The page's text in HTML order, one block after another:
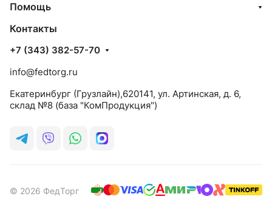
Помощь
Контакты
+7 (343) 382-57-70
info@fedtorg.ru
Екатеринбург (Грузлайн),620141, ул. Артинская, д. 6,
склад №8 (база "КомПродукция")
© 2026 ФедТорг